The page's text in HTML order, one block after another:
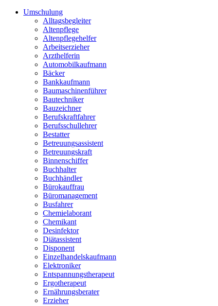
Umschulung
Alltagsbegleiter
Altenpflege
Altenpflegehelfer
Arbeitserzieher
Arzthelferin
Automobilkaufmann
Bäcker
Bankkaufmann
Baumaschinenführer
Bautechniker
Bauzeichner
Berufskraftfahrer
Berufsschullehrer
Bestatter
Betreuungsassistent
Betreuungskraft
Binnenschiffer
Buchhalter
Buchhändler
Bürokauffrau
Büromanagement
Busfahrer
Chemielaborant
Chemikant
Desinfektor
Diätassistent
Disponent
Einzelhandelskaufmann
Elektroniker
Entspannungstherapeut
Ergotherapeut
Ernährungsberater
Erzieher